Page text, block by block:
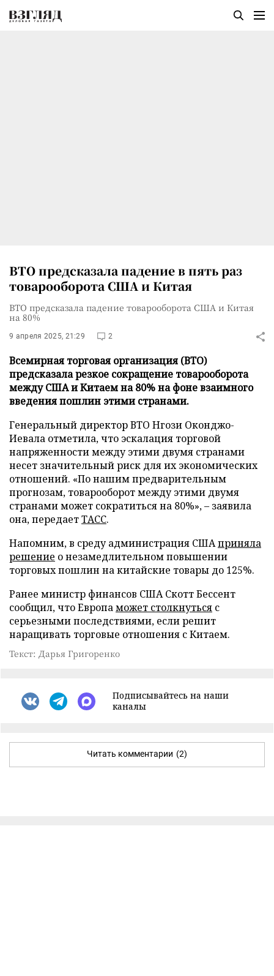
ВТО предсказала падение в пять раз
товарооборота США и Китая
ВТО предсказала падение товарооборота США и Китая
на 80%
9 апреля 2025, 21:29 2
Всемирная торговая организация (ВТО)
предсказала резкое сокращение товарооборота
между США и Китаем на 80% на фоне взаимного
введения пошлин этими странами.
Генеральный директор ВТО Нгози Оконджо-
Иевала отметила, что эскалация торговой
напряженности между этими двумя странами
несет значительный риск для их экономических
отношений. «По нашим предварительным
прогнозам, товарооборот между этими двумя
странами может сократиться на 80%», – заявила
она, передаетТАСС.
Напомним, в среду администрация СШАприняла
решение о незамедлительном повышении
торговых пошлин на китайские товары до 125%.
Ранее министр финансов США Скотт Бессент
сообщил, что Европаможет столкнуться с
серьезными последствиями, если решит
наращивать торговые отношения с Китаем.
Текст: Дарья Григоренко
Подписывайтесь на наши
каналы
Читать комментарии (2)